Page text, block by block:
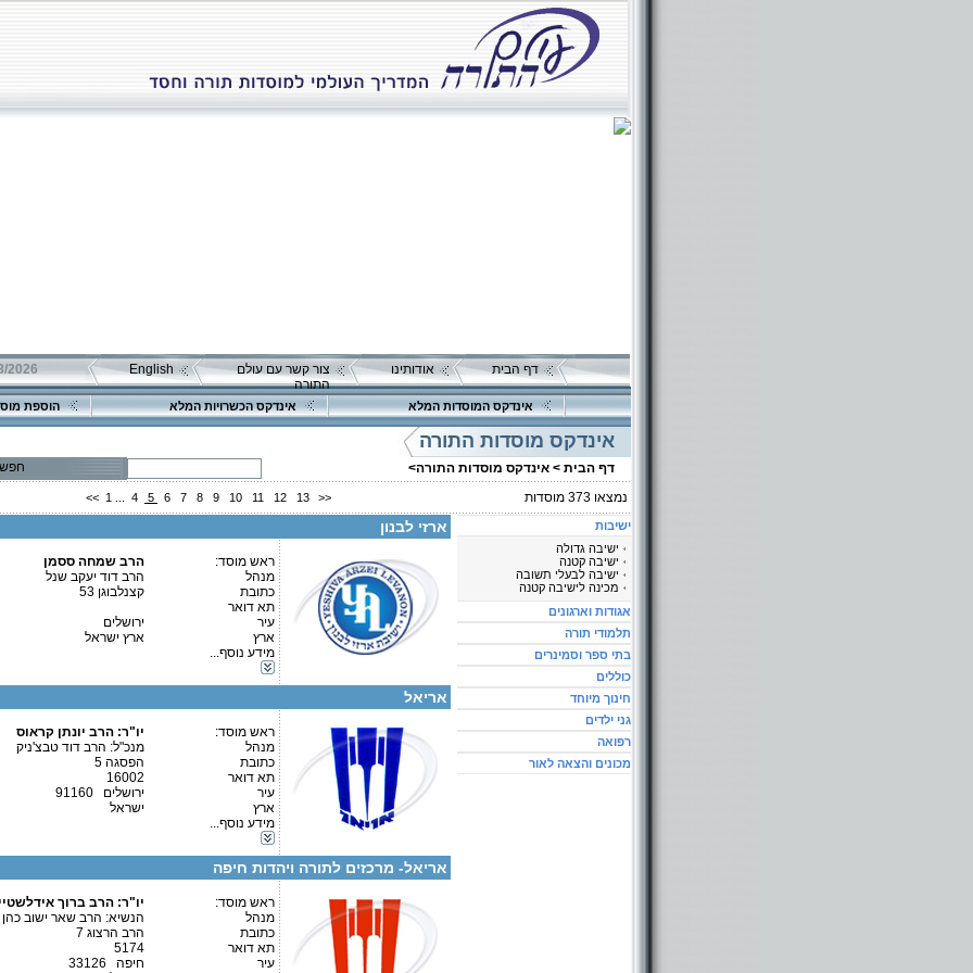
דף הבית אודותינו
צור קשר עם עולם
התורה
English
אינדקס המוסדות המלא אינדקס הכשרויות המלא הוספת
אינדקס מוסדות התורה
דף הבית > אינדקס מוסדות התורה>
חפש
נמצאו 373 מוסדות << 1 4 5 6 7 8 9 10 11 12 13 >>
ארזי לבנון
ראש מוסד:
הרב שמחה ססמן
מנהל
הרב דוד יעקב שנל
כתובת
קצנלבוגן 53
תא דואר
עיר
ירושלים
ארץ
ארץ ישראל
מידע נוסף...
פרטים נוספים:
טלפון 1:
טלפון 2:
פקס
לבני חו"ל
קטגוריות:
ישיבות-ישיבה גדולה
אריאל
ראש מוסד:
יו"ר: הרב יונתן קראוס
מנהל
מנכ"ל: הרב דוד טבצ'ניק
כתובת
הפסגה 5
תא דואר
16002
עיר
ירושלים 91160
ארץ
ישראל
מידע נוסף...
פרטים נוספים:
טלפון 1:
טלפון 2:
פקס
מספר עמותה:
580024560
קטגוריות:
אגודות וארגונים-יהדות
אגודות וארגונים-שונות
אריאל- מרכזים לתורה ויהדות חיפה
ראש מוסד:
יו"ר: הרב ברוך
מנהל
הנשיא: הרב שאר ישוב
כתובת
הרב הרצוג 7
תא דואר
5174
עיר
חיפה 33126
פרטים נוספים:
טלפון 1:
טלפון 2:
פקס
מספר עמותה:
איש קשר:
הרב אברהם טרופ
קטגוריות:
אגודות וארגונים-צדקה
ישיבות
ישיבה גדולה
ישיבה קטנה
ישיבה לבעלי תשובה
מכינה לישיבה קטנה
אגודות וארגונים
תלמודי תורה
בתי ספר וסמינרים
כוללים
חינוך מיוחד
גני ילדים
רפואה
מכונים והצאה לאור